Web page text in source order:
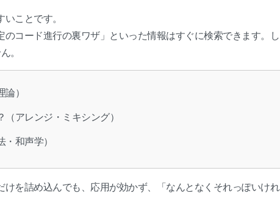
ことです。
コード進行の裏ワザ」といった情報はすぐに検索できます。し
。
）
アレンジ・ミキシング）
和声学）
を詰め込んでも、応用が効かず、「なんとなくそれっぽいけれ